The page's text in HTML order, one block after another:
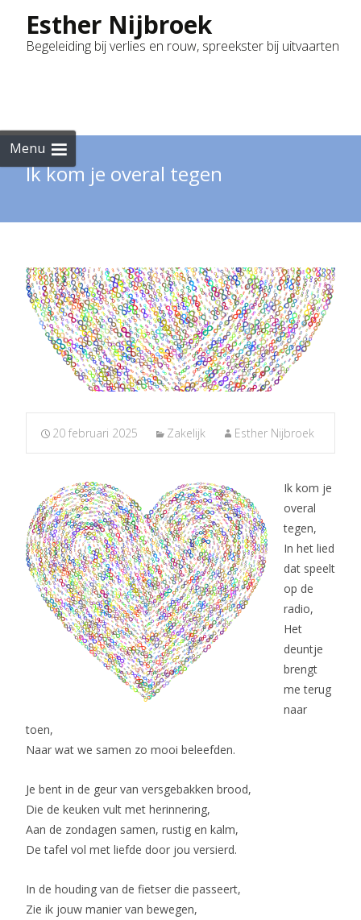
Esther Nijbroek
Begeleiding bij verlies en rouw, spreekster bij uitvaarten
Menu
Ik kom je overal tegen
20 februari 2025 Zakelijk Esther Nijbroek
Ik kom je
overal
tegen,
In het lied
dat speelt
op de
radio,
Het
deuntje
brengt
me terug
naar
toen,
Naar wat we samen zo mooi beleefden.
Je bent in de geur van versgebakken brood,
Die de keuken vult met herinnering,
Aan de zondagen samen, rustig en kalm,
De tafel vol met liefde door jou versierd.
In de houding van de fietser die passeert,
Zie ik jouw manier van bewegen,